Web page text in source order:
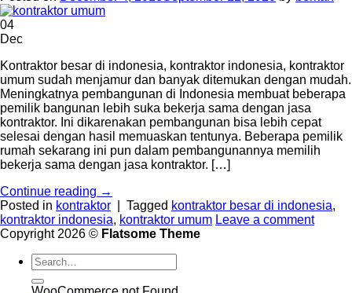
04
Dec
Kontraktor besar di indonesia, kontraktor indonesia, kontraktor
umum sudah menjamur dan banyak ditemukan dengan mudah.
Meningkatnya pembangunan di Indonesia membuat beberapa
pemilik bangunan lebih suka bekerja sama dengan jasa
kontraktor. Ini dikarenakan pembangunan bisa lebih cepat
selesai dengan hasil memuaskan tentunya. Beberapa pemilik
rumah sekarang ini pun dalam pembangunannya memilih
bekerja sama dengan jasa kontraktor. […]
Continue reading →
Posted in kontraktor Tagged kontraktor besar di indonesia,
kontraktor indonesia, kontraktor umum Leave a comment
Copyright 2026 © Flatsome Theme